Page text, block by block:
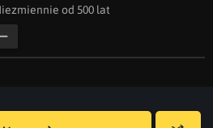
od 500 lat